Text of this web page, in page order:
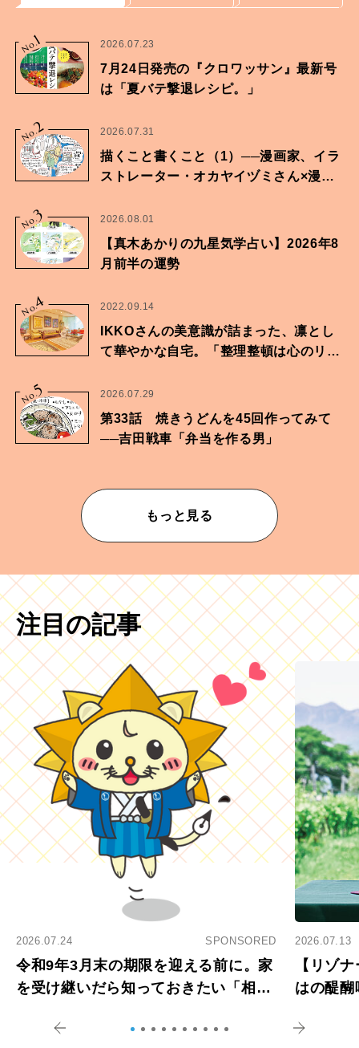
No.
1 2026.07.23
7月24日発売の『クロワッサン』最新号
は「夏バテ撃退レシピ。」
No.2 2026.07.31
描くこと書くこと（1）──漫画家、イラ
ストレーター・オカヤイヅミさん×漫画
No.3 2026.08.01
【真木あかりの九星気学占い】2026年8
月前半の運勢
No.4 2022.09.14
IKKOさんの美意識が詰まった、凛とし
て華やかな自宅。「整理整頓は心のリズ
No.5 2026.07.29
第33話 焼きうどんを45回作ってみて
──吉田戦車「弁当を作る男」
もっと見る
注目の記事
2026.07.24 SPONSORED
令和9年3月末の期限を迎える前に。家
を受け継いだら知っておきたい「相続
2026.07.13
【リゾ
はの醍